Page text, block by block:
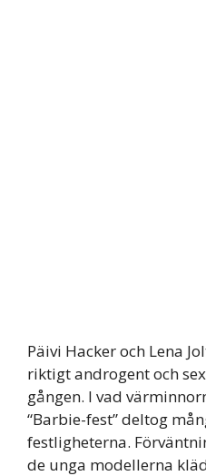
Päivi Hacker och Lena
riktigt androgent och
gången. I vad
“Barbie-fest” deltog
festligheterna.
de unga modellerna